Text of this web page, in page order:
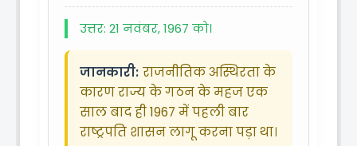
उत्तर: 21 नवंबर, 1967 को।
जानकारी: राजनीतिक अस्थिरता के
कारण राज्य के गठन के महज एक
साल बाद ही 1967 में पहली बार
राष्ट्रपति शासन लागू करना पड़ा था।